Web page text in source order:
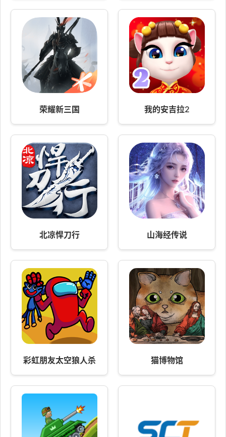
荣耀新三国 我的安吉拉2
北凉悍刀行 山海经传说
彩虹朋友太空狼人杀 猫博物馆